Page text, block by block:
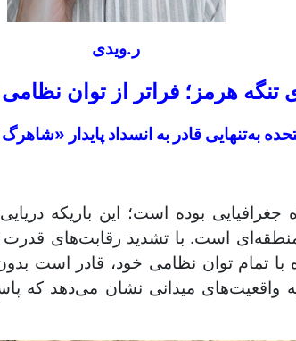
ر.ویدی
تنگه هرمز؛ فراتر از توان
به‌تنهایی قادر به انسداد پایدار
بوده است؛ این باریکه
است. با تشدید رقابت‌های قدرت
تمام توان نظامی خود، قادر است
واقعیت‌های میدانی نشان می‌دهد که